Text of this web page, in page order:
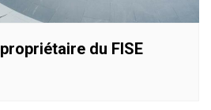
du FISE